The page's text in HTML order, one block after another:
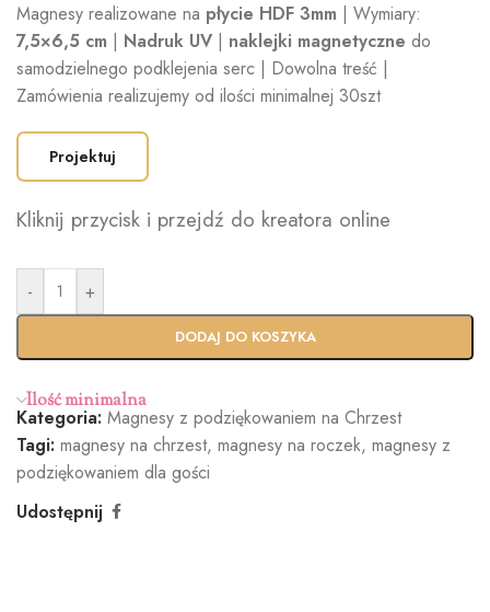
Magnesy realizowane na płycie HDF 3mm | Wymiary:
7,5×6,5 cm | Nadruk UV | naklejki magnetyczne do
samodzielnego podklejenia serc | Dowolna treść |
Zamówienia realizujemy od ilości minimalnej 30szt
Projektuj
Kliknij przycisk i przejdź do kreatora online
- +
DODAJ DO KOSZYKA
Ilość minimalna
Kategoria: Magnesy z podziękowaniem na Chrzest
Tagi: magnesy na chrzest, magnesy na roczek, magnesy z
podziękowaniem dla gości
Udostępnij